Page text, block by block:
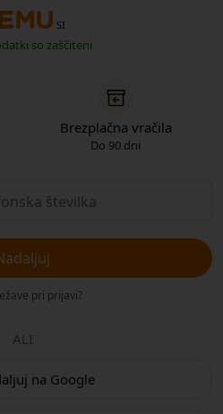
SI
so zaščiteni
Brezplačna vračila
Do 90 dni
pri prijavi?
ALI
na Google